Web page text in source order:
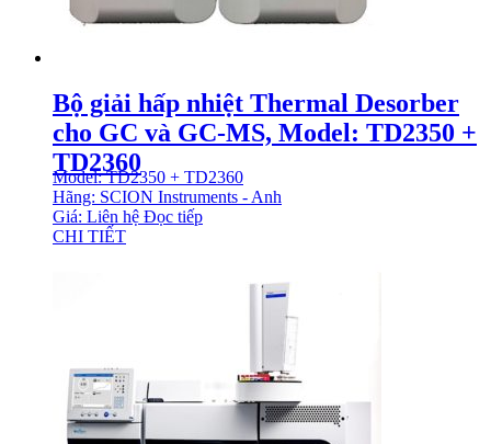
Bộ giải hấp nhiệt Thermal Desorber
cho GC và GC-MS, Model: TD2350 +
TD2360
Model: TD2350 + TD2360
Hãng: SCION Instruments - Anh
Giá: Liên hệ Đọc tiếp
CHI TIẾT